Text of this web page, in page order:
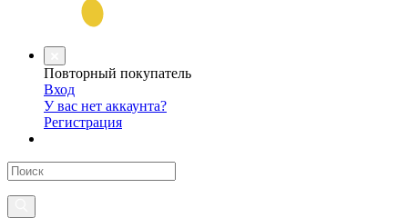
Повторный покупатель
Вход
У вас нет аккаунта?
Регистрация